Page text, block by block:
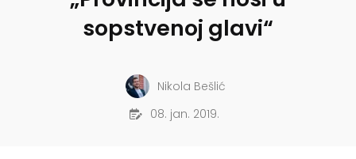
sopstvenoj glavi“
Nikola Bešlić
08. jan. 2019.